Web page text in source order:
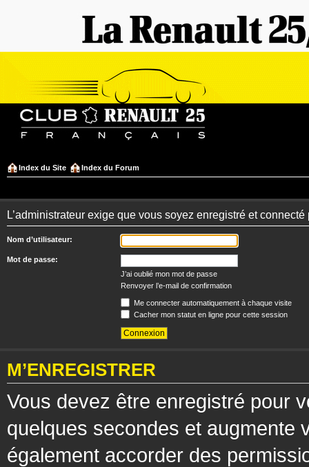
Index du Site Index du Forum
L’administrateur exige que vous soyez enregistré et
Nom d’utilisateur:
Mot de passe:
J’ai oublié mon mot de passe
Renvoyer l’e-mail de confirmation
Me connecter automatiquement à chaque visite
Cacher mon statut en ligne pour cette session
M’ENREGISTRER
Vous devez être enregistré pour
quelques secondes et augmente
également accorder des